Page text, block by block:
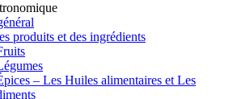
produits et des ingrédients
– Les Huiles alimentaires et Les